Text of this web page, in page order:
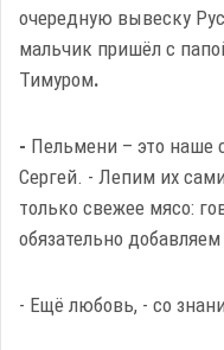
очередную вывеску
мальчик пришёл с
Тимуром.
- Пельмени – это наше
Сергей. - Лепим их
только свежее мясо:
обязательно
- Ещё любовь, - со